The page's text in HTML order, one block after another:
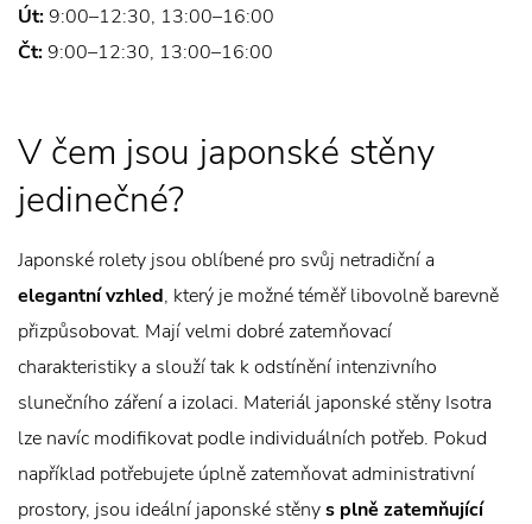
Út: 9:00–12:30, 13:00–16:00
Čt: 9:00–12:30, 13:00–16:00
V čem jsou japonské stěny
jedinečné?
Japonské rolety jsou oblíbené pro svůj netradiční a
elegantní vzhled, který je možné téměř libovolně barevně
přizpůsobovat. Mají velmi dobré zatemňovací
charakteristiky a slouží tak k odstínění intenzivního
slunečního záření a izolaci. Materiál japonské stěny Isotra
lze navíc modifikovat podle individuálních potřeb. Pokud
například potřebujete úplně zatemňovat administrativní
prostory, jsou ideální japonské stěnys plně zatemňující